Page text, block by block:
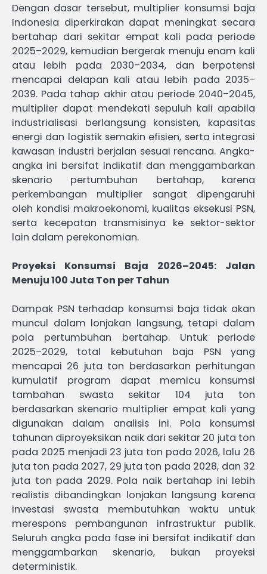
Dengan dasar tersebut, multiplier konsumsi baja
Indonesia diperkirakan dapat meningkat secara
bertahap dari sekitar empat kali pada periode
2025–2029, kemudian bergerak menuju enam kali
atau lebih pada 2030–2034, dan berpotensi
mencapai delapan kali atau lebih pada 2035–
2039. Pada tahap akhir atau periode 2040–2045,
multiplier dapat mendekati sepuluh kali apabila
industrialisasi berlangsung konsisten, kapasitas
energi dan logistik semakin efisien, serta integrasi
kawasan industri berjalan sesuai rencana. Angka-
angka ini bersifat indikatif dan menggambarkan
skenario pertumbuhan bertahap, karena
perkembangan multiplier sangat dipengaruhi
oleh kondisi makroekonomi, kualitas eksekusi PSN,
serta kecepatan transmisinya ke sektor-sektor
lain dalam perekonomian.
Proyeksi Konsumsi Baja 2026–2045: Jalan
Menuju 100 Juta Ton per Tahun
Dampak PSN terhadap konsumsi baja tidak akan
muncul dalam lonjakan langsung, tetapi dalam
pola pertumbuhan bertahap. Untuk periode
2025–2029, total kebutuhan baja PSN yang
mencapai 26 juta ton berdasarkan perhitungan
kumulatif program dapat memicu konsumsi
tambahan swasta sekitar 104 juta ton
berdasarkan skenario multiplier empat kali yang
digunakan dalam analisis ini. Pola konsumsi
tahunan diproyeksikan naik dari sekitar 20 juta ton
pada 2025 menjadi 23 juta ton pada 2026, lalu 26
juta ton pada 2027, 29 juta ton pada 2028, dan 32
juta ton pada 2029. Pola naik bertahap ini lebih
realistis dibandingkan lonjakan langsung karena
investasi swasta membutuhkan waktu untuk
merespons pembangunan infrastruktur publik.
Seluruh angka pada fase ini bersifat indikatif dan
menggambarkan skenario, bukan proyeksi
deterministik.